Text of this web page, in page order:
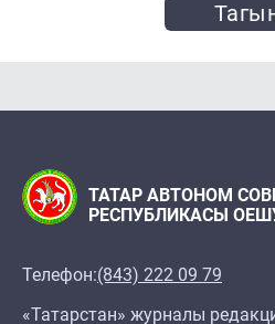
ТАТАР АВТОНОМ
РЕСПУБЛИКАСЫ
Телефон:(843) 222 09 79
«Татарстан» журналы